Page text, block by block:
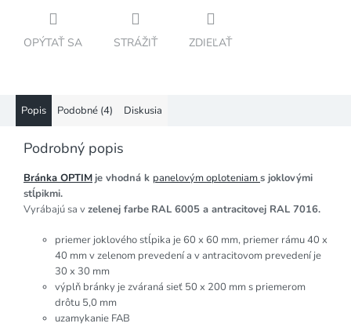
OPÝTAŤ SA STRÁŽIŤ ZDIEĽAŤ
Popis Podobné (4) Diskusia
Podrobný popis
Bránka OPTIMje vhodná k panelovým oploteniams joklovými
stĺpikmi.
Vyrábajú sa vzelenej farbe RAL 6005 a antracitovej RAL 7016.
priemer joklového stĺpika je 60 x 60 mm, priemer rámu 40 x
40 mm v zelenom prevedení a v antracitovom prevedení je
30 x 30 mm
výplň bránky je zváraná sieť 50 x 200 mm s priemerom
drôtu 5,0 mm
uzamykanie FAB